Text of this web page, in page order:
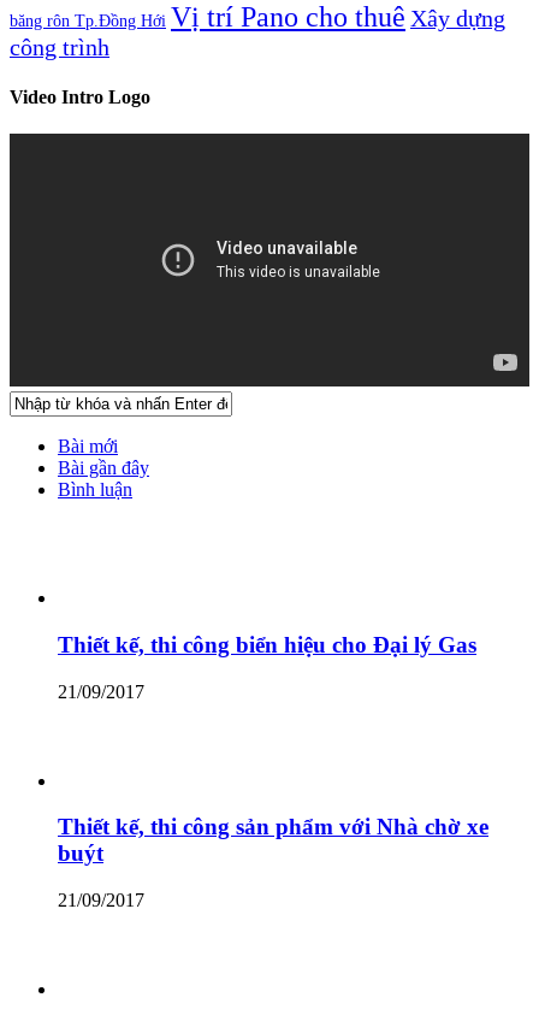
băng rôn Tp.Đồng Hới Vị trí Pano cho thuê Xây dựng
công trình
Video Intro Logo
Bài mới
Bài gần đây
Bình luận
Thiết kế, thi công biển hiệu cho Đại lý Gas
21/09/2017
Thiết kế, thi công sản phẩm với Nhà chờ xe
buýt
21/09/2017